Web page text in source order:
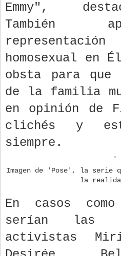
Emmy",
También
homosexual en
obsta para que
de la familia
en opinión de
clichés y
siempre.
Imagen de 'Pose', la serie
la
En casos
serían las
activistas